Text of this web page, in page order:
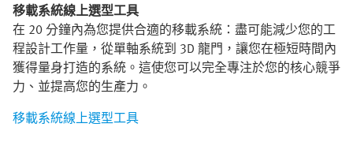
移載系統線上選型工具
在 20 分鐘內為您提供合適的移載系統：盡可能減少您的工
程設計工作量，從單軸系統到 3D 龍門，讓您在極短時間內
獲得量身打造的系統。這使您可以完全專注於您的核心競爭
力、並提高您的生產力。
移載系統線上選型工具